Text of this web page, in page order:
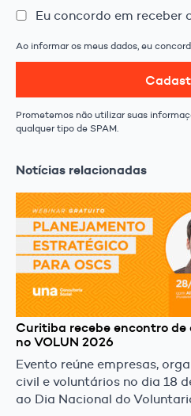
Eu concordo em receber
Ao informar os meus dados, eu
Prometemos não utilizar suas
qualquer tipo de SPAM.
Notícias relacionadas
Curitiba recebe encontro de
no VOLUN 2026
Evento reúne empresas,
civil e voluntários no dia 18
ao Dia Nacional do